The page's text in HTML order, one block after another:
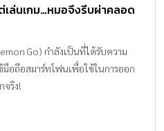
เล่นเกม…หมอจึงรีบผ่าคลอด
Go) กำลังเป็นที่ได้รับความ
อถือสมาร์ทโฟนเพื่อใช้ในการออก
จริง!